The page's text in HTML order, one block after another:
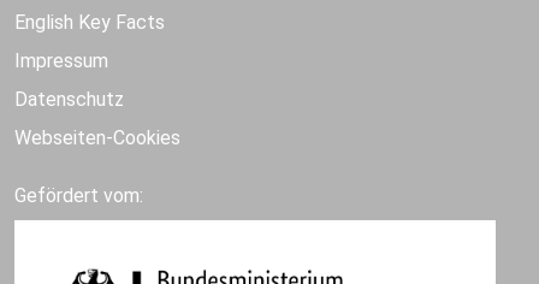
English Key Facts
Impressum
Datenschutz
Webseiten-Cookies
Gefördert vom: